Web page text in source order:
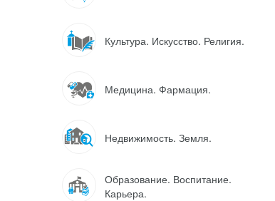
Культура. Искусство. Религия.
Медицина. Фармация.
Недвижимость. Земля.
Образование. Воспитание.
Карьера.